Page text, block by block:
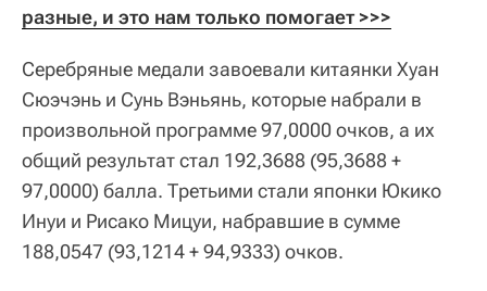
разные, и это нам только помогает >>>
Серебряные медали завоевали китаянки Хуан
Сюэчэнь и Сунь Вэньянь, которые набрали в
произвольной программе 97,0000 очков, а их
общий результат стал 192,3688 (95,3688 +
97,0000) балла. Третьими стали японки Юкико
Инуи и Рисако Мицуи, набравшие в сумме
188,0547 (93,1214 + 94,9333) очков.